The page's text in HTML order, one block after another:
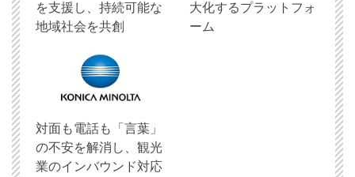
を支援し、持続可能な
地域社会を共創
大化するプラットフォ
ーム
対面も電話も「言葉」
の不安を解消し、観光
業のインバウンド対応